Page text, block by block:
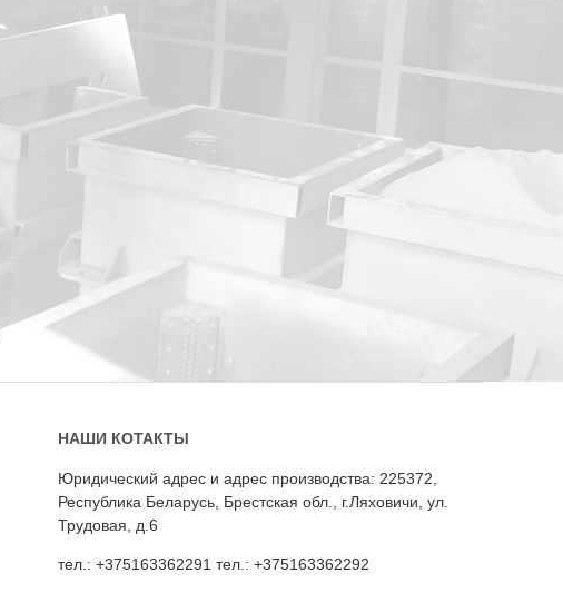
НАШИ КОТАКТЫ
Юридический адрес и адрес производства: 225372,
Республика Беларусь, Брестская обл., г.Ляховичи, ул.
Трудовая, д.6
тел.: +375163362291 тел.: +375163362292